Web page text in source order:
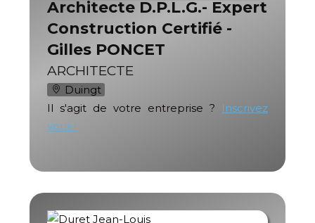
Architecte D.P.L.G.- Expert
Construction Certifié -
Gilles PONCET
ARCHITECTE
Duingt
Il s'agit de votre entreprise ?
Inscrivez
vous !